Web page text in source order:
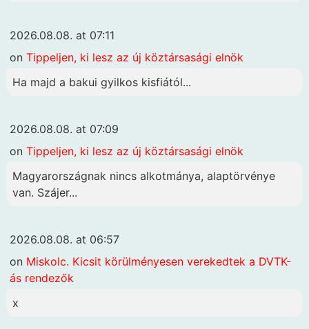
2026.08.08. at 07:11
on Tippeljen, ki lesz az új köztársasági elnök
Ha majd a bakui gyilkos kisfiától...
2026.08.08. at 07:09
on Tippeljen, ki lesz az új köztársasági elnök
Magyarországnak nincs alkotmánya, alaptörvénye
van. Szájer...
2026.08.08. at 06:57
on Miskolc. Kicsit körülményesen verekedtek a DVTK-
ás rendezők
x